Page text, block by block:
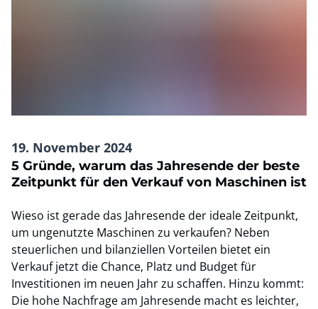
19. November 2024
5 Gründe, warum das Jahresende der beste
Zeitpunkt für den Verkauf von Maschinen ist
Wieso ist gerade das Jahresende der ideale Zeitpunkt,
um ungenutzte Maschinen zu verkaufen? Neben
steuerlichen und bilanziellen Vorteilen bietet ein
Verkauf jetzt die Chance, Platz und Budget für
Investitionen im neuen Jahr zu schaffen. Hinzu kommt:
Die hohe Nachfrage am Jahresende macht es leichter,